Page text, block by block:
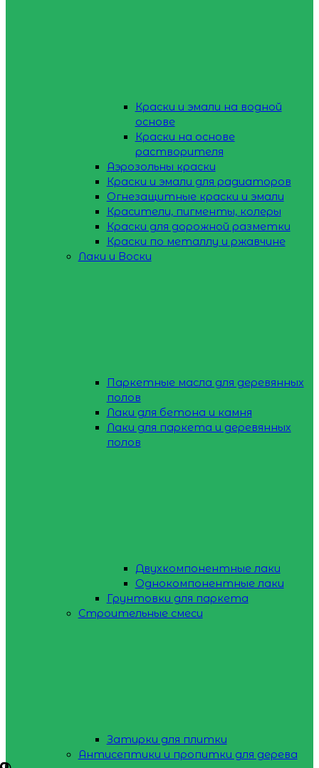
Краски и эмали на водной
основе
Краски на основе
растворителя
Аэрозольны краски
Краски и эмали для радиаторов
Огнезащитные краски и эмали
Красители, пигменты, колеры
Краски для дорожной разметки
Краски по металлу и ржавчине
Лаки и Воски
Паркетные масла для деревянных
полов
Лаки для бетона и камня
Лаки для паркета и деревянных
полов
Двухкомпонентные лаки
Однокомпонентные лаки
Грунтовки для паркета
Строительные смеси
Затирки для плитки
Антисептики и пропитки для дерева